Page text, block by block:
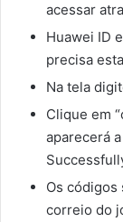
acessar
Huawei ID
precisa
Na tela
Clique em
aparecerá
Os códigos
correio do